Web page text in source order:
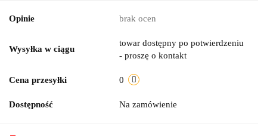
Opinie brak ocen
Wysyłka w ciągu
towar dostępny po potwierdzeniu
- proszę o kontakt
Cena przesyłki 0
Dostępność Na zamówienie